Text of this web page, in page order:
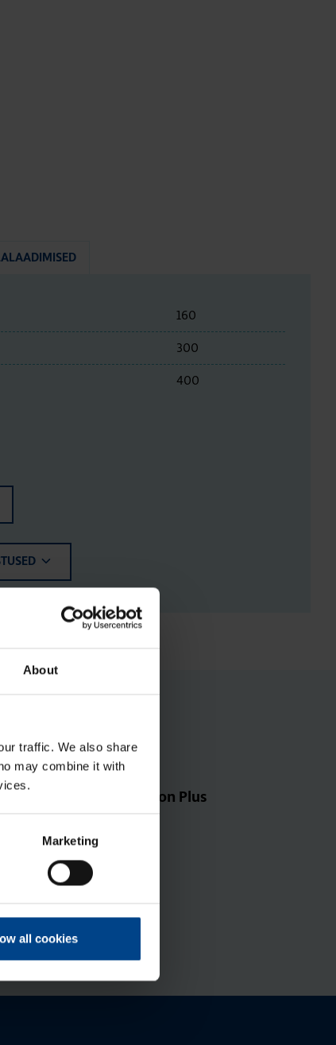
About
traffic. We also share
may combine it with
Marketing
all cookies
160
300
400
Tihen­di­komp­lekt, Orion Plus